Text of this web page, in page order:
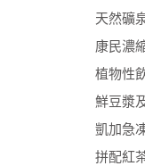
天然礦
康民濃
植物性
鮮豆漿
凱加急
拼配紅